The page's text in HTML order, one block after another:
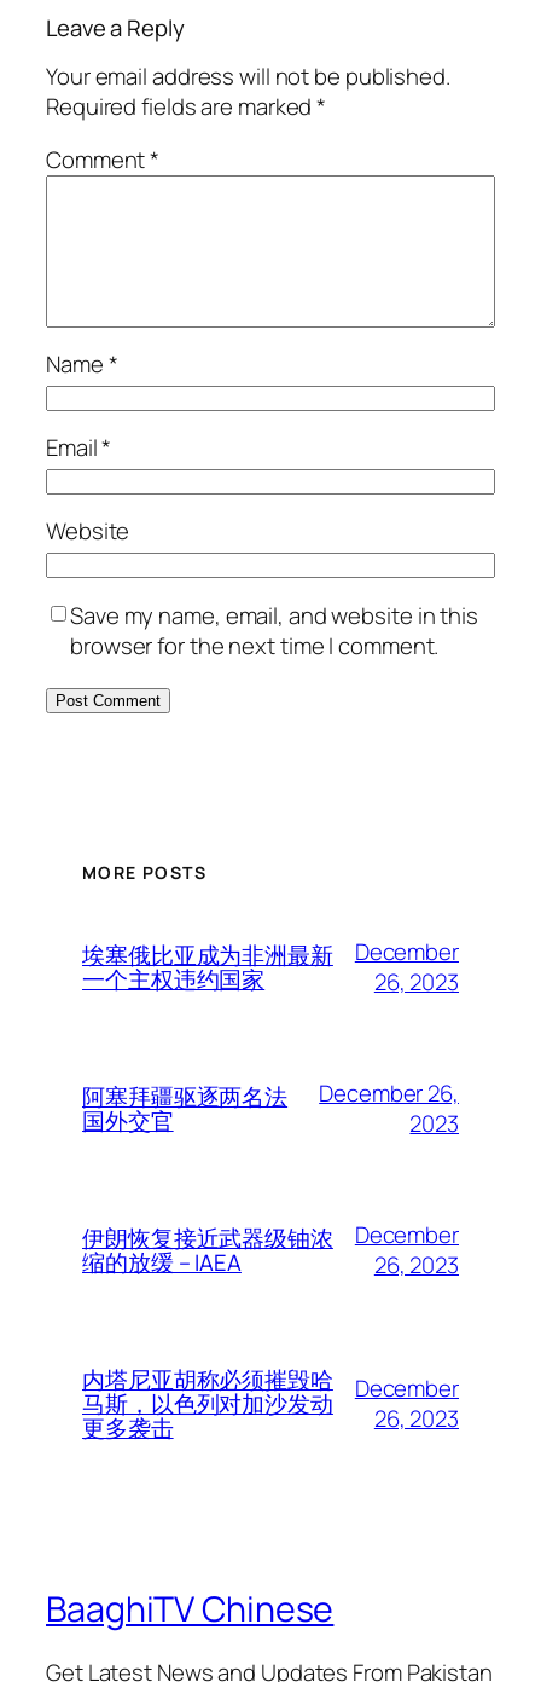
Leave a Reply
Your email address will not be published.
Required fields are marked*
Comment*
Name*
Email*
Website
Save my name, email, and website in this
browser for the next time I comment.
MORE POSTS
埃塞俄比亚成为非洲最新
一个主权违约国家
December
26, 2023
阿塞拜疆驱逐两名法
国外交官
December 26,
2023
伊朗恢复接近武器级铀浓
缩的放缓 – IAEA
December
26, 2023
内塔尼亚胡称必须摧毁哈
马斯，以色列对加沙发动
更多袭击
December
26, 2023
BaaghiTV Chinese
Get Latest News and Updates From Pakistan